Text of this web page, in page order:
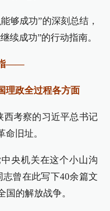
够成功”的深刻总结，
续成功”的行动指南。
指——
理政全过程各方面
西考察的习近平总书记
旧址。
央机关在这个小山沟
曾在此写下40余篇文
国的解放战争。